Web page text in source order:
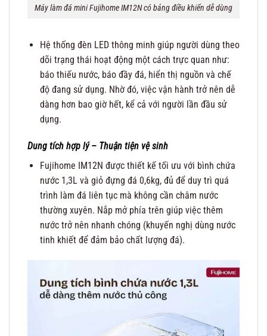
Máy làm đá mini Fujihome IM12N có bảng điều khiển dễ dùng
Hệ thống đèn LED thông minh giúp người dùng theo
dõi trạng thái hoạt động một cách trực quan như:
báo thiếu nước, báo đầy đá, hiển thị nguồn và chế
độ đang sử dụng. Nhờ đó, việc vận hành trở nên dễ
dàng hơn bao giờ hết, kể cả với người lần đầu sử
dụng.
Dung tích hợp lý – Thuận tiện vệ sinh
Fujihome IM12N được thiết kế tối ưu với bình chứa
nước 1,3L và giỏ đựng đá 0,6kg, đủ để duy trì quá
trình làm đá liên tục mà không cần châm nước
thường xuyên. Nắp mở phía trên giúp việc thêm
nước trở nên nhanh chóng (khuyến nghị dùng nước
tinh khiết để đảm bảo chất lượng đá).